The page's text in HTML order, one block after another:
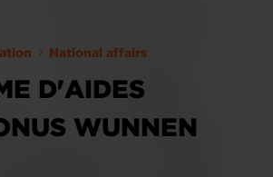
National affairs
D'AIDES
WUNNEN